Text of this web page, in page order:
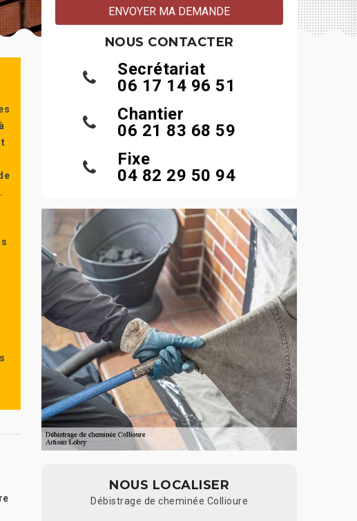
NOUS CONTACTER
Secrétariat
06 17 14 96 51
Chantier
06 21 83 68 59
Fixe
04 82 29 50 94
NOUS LOCALISER
Débistrage de cheminée Collioure